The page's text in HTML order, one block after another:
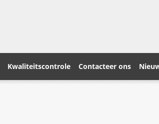
Kwaliteitscontrole Contacteer ons